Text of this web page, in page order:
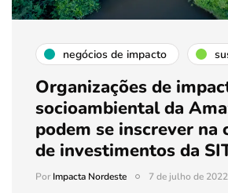
negócios de impacto
Organizações de
socioambiental da
podem se inscrever na
de investimentos da
PorImpacta Nordeste
7 de julho de 2022